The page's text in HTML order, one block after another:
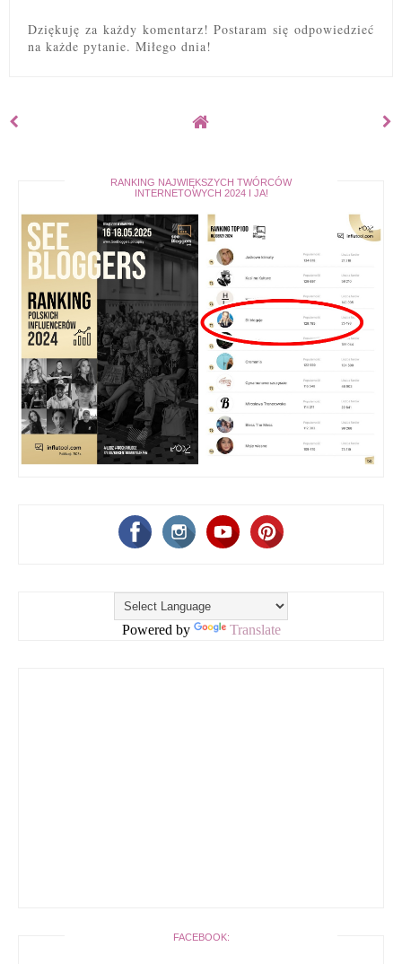
Dziękuję za każdy komentarz! Postaram się odpowiedzieć
na każde pytanie. Miłego dnia!
RANKING NAJWIĘKSZYCH TWÓRCÓW
INTERNETOWYCH 2024 I JA!
Powered by Translate
FACEBOOK: